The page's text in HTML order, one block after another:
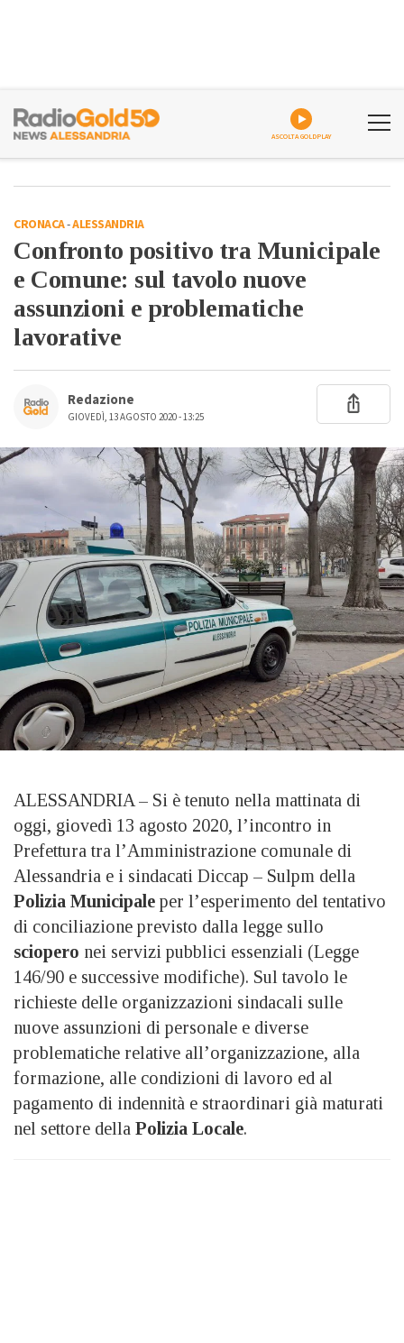
ASCOLTA GOLDPLAY
CRONACA-ALESSANDRIA
Confronto positivo tra Municipale
e Comune: sul tavolo nuove
assunzioni e problematiche
lavorative
Redazione
GIOVEDÌ, 13 AGOSTO 2020 - 13:25
ALESSANDRIA – Si è tenuto nella mattinata di
oggi, giovedì 13 agosto 2020, l’incontro in
Prefettura tra l’Amministrazione comunale di
Alessandria e i sindacati Diccap – Sulpm della
Polizia Municipale per l’esperimento del tentativo
di conciliazione previsto dalla legge sullo
sciopero nei servizi pubblici essenziali (Legge
146/90 e successive modifiche). Sul tavolo le
richieste delle organizzazioni sindacali sulle
nuove assunzioni di personale e diverse
problematiche relative all’organizzazione, alla
formazione, alle condizioni di lavoro ed al
pagamento di indennità e straordinari già maturati
nel settore della Polizia Locale.